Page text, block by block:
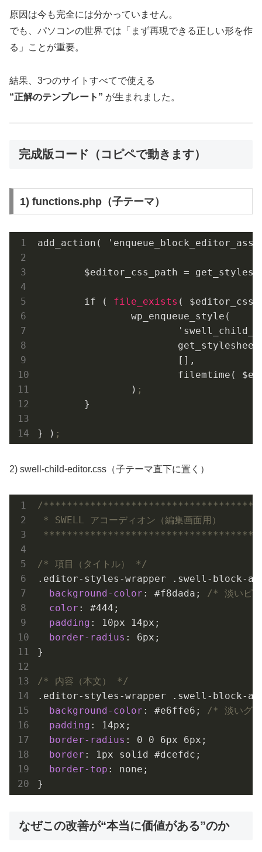
原因は今も完全には分かっていません。
でも、パソコンの世界では「まず再現できる正しい形を作
る」ことが重要。
結果、3つのサイトすべてで使える
“正解のテンプレート” が生まれました。
完成版コード（コピペで動きます）
1) functions.php（子テーマ）
add_action(
$editor_css_path =
	if (
file_exists (
		)
;
} ) ;
2) swell-child-editor.css（子テーマ直下に置く）
/
* SWELL アコーディオン（編集画面用）
/* 項目（タイトル） */
.editor-styles-wrapper
.swell-block-
background-color : #f8dada ; /* 淡いピ
color : #444 ;
padding : 10px 14px ;
border-radius : 6px ;
}
/* 内容（本文） */
.editor-styles-wrapper
.swell-block-
background-color : #e6ffe6 ; /* 淡いグ
padding : 14px ;
border-radius : 0 0 6px 6px ;
border : 1px solid #dcefdc ;
border-top : none;
}
なぜこの改善が“本当に価値がある”のか